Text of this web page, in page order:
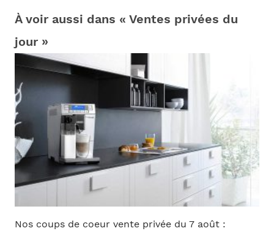
À voir aussi dans « Ventes privées du
jour »
Nos coups de coeur vente privée du 7 août :